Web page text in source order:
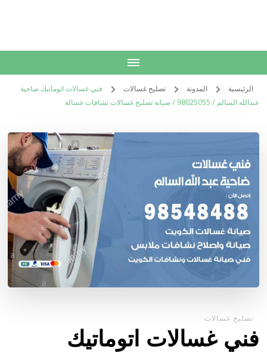
الرئيسية المدونة تصليح غسالات
فني غسالات اتوماتيك ضاحية
عبدالله السالم / 98025055 / صيانة تصليح غسالات نشافات غسالة
تصليح غسالات
فني غسالات اتوماتيك